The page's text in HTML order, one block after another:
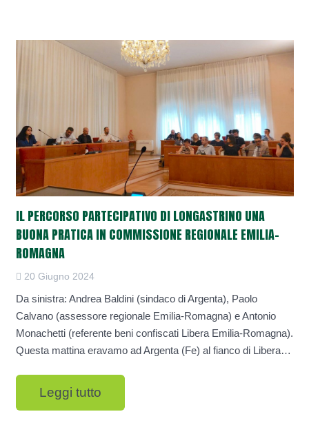
IL PERCORSO PARTECIPATIVO DI LONGASTRINO UNA
BUONA PRATICA IN COMMISSIONE REGIONALE EMILIA-
ROMAGNA
20 Giugno 2024
Da sinistra: Andrea Baldini (sindaco di Argenta), Paolo
Calvano (assessore regionale Emilia-Romagna) e Antonio
Monachetti (referente beni confiscati Libera Emilia-Romagna).
Questa mattina eravamo ad Argenta (Fe) al fianco di Libera…
Leggi tutto